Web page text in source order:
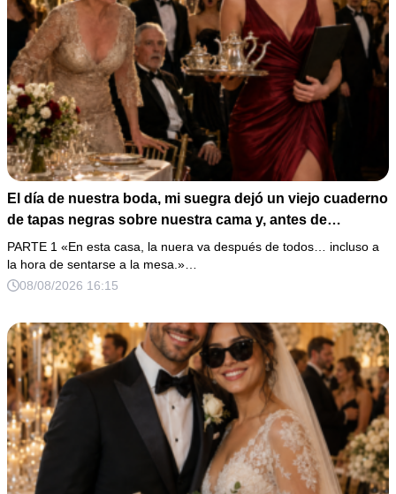
El día de nuestra boda, mi suegra dejó un viejo cuaderno
de tapas negras sobre nuestra cama y, antes de
marcharse, dijo: «En esta familia todos deben cumplir
una misma regla…».
PARTE 1 «En esta casa, la nuera va después de todos… incluso a
la hora de sentarse a la mesa.»…
08/08/2026 16:15